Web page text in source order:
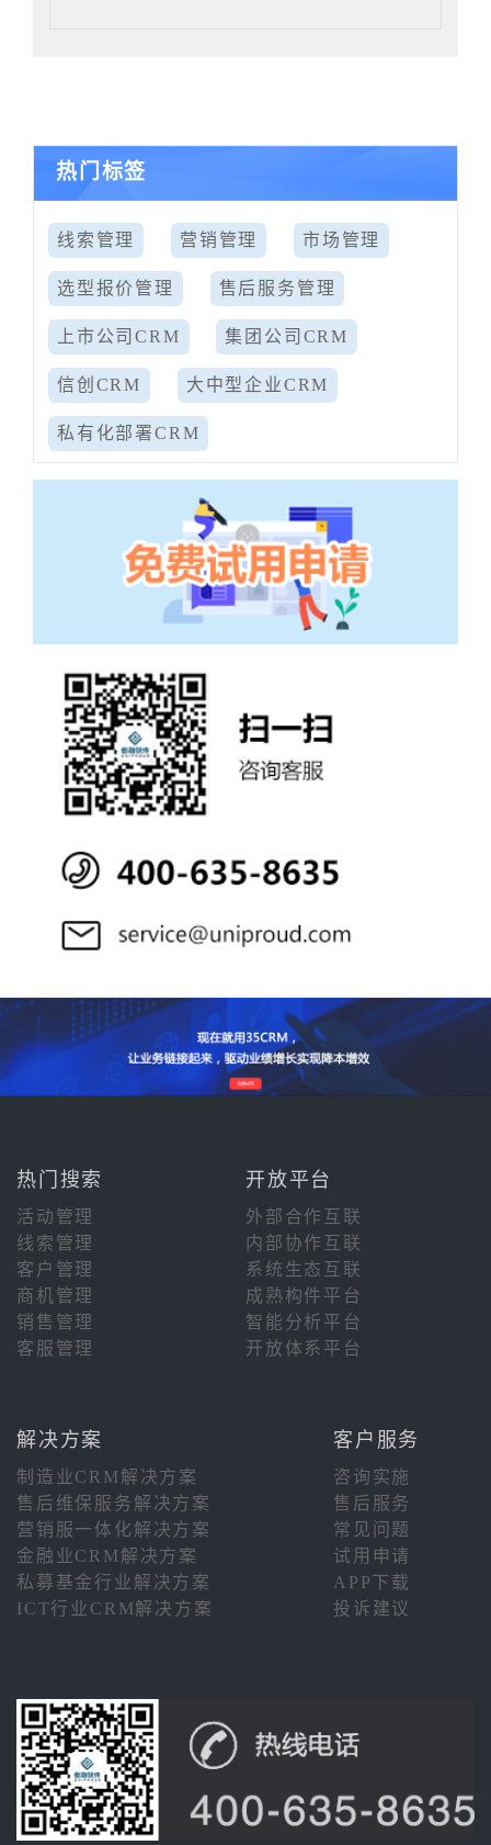
热门标签
线索管理 营销管理 市场管理
选型报价管理 售后服务管理
上市公司CRM 集团公司CRM
信创CRM 大中型企业CRM
私有化部署CRM
热门搜索 开放平台
活动管理
外部合作互联
线索管理
内部协作互联
客户管理
系统生态互联
商机管理
成熟构件平台
销售管理
智能分析平台
客服管理
开放体系平台
解决方案 客户服务
制造业CRM解决方案
咨询实施
售后维保服务解决方案
售后服务
营销服一体化解决方案
常见问题
金融业CRM解决方案
试用申请
私募基金行业解决方案
APP下载
ICT行业CRM解决方案
投诉建议